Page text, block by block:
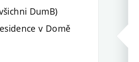
DumB)
v Domě